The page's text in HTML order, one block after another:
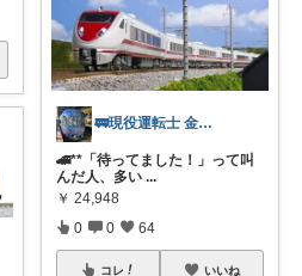
🚃現役運転士 金魚🐠
🚄**「待ってました！」って叫
んだ人、多い ...
￥ 24,948
0 0 64
コレ いいね